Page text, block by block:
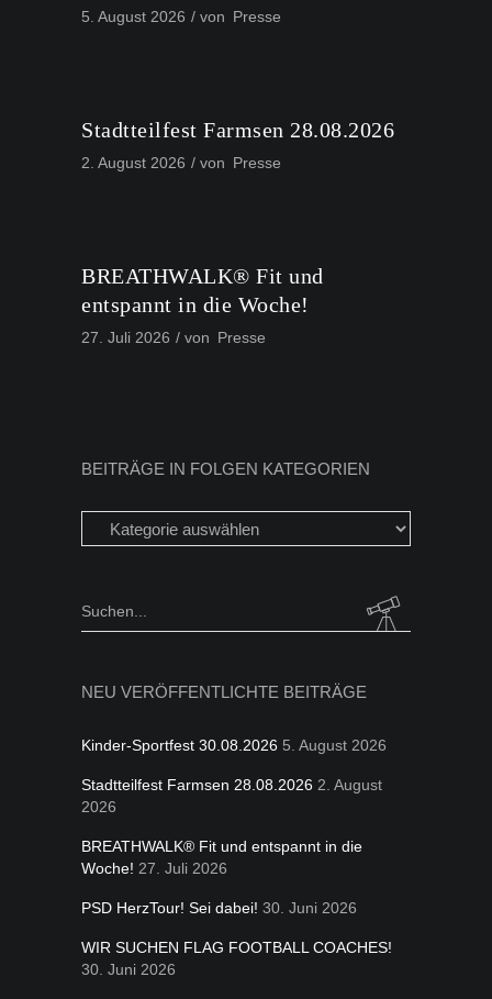
5. August 2026 von Presse
Stadtteilfest Farmsen 28.08.2026
2. August 2026 von Presse
BREATHWALK® Fit und
entspannt in die Woche!
27. Juli 2026 von Presse
BEITRÄGE IN FOLGEN KATEGORIEN
Beiträge
in
Kategorien
Search
NEU VERÖFFENTLICHTE BEITRÄGE
Kinder-Sportfest 30.08.2026 5. August 2026
Stadtteilfest Farmsen 28.08.2026 2. August
2026
BREATHWALK® Fit und entspannt in die
Woche! 27. Juli 2026
PSD HerzTour! Sei dabei! 30. Juni 2026
WIR SUCHEN FLAG FOOTBALL COACHES!
30. Juni 2026